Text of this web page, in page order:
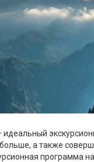
а также
программа